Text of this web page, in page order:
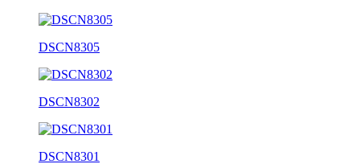
DSCN8305
DSCN8302
DSCN8301